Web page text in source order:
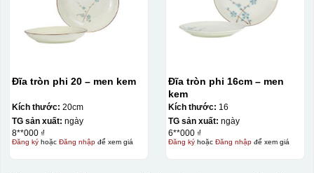
Đĩa tròn phi 20 – men kem
Kích thước: 20cm
TG sản xuất: ngày
8**000 ₫
Đăng kýhoặc Đăng nhậpđể xem giá
Đĩa tròn phi 16cm – men
kem
Kích thước: 16
TG sản xuất: ngày
6**000 ₫
Đăng kýhoặc Đăng nhậpđể xem giá